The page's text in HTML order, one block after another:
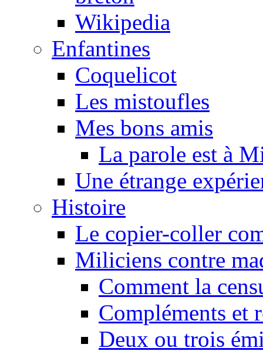
Wikipedia
Enfantines
Coquelicot
Les mistoufles
Mes bons amis
La parole est à
Une étrange
Histoire
Le copier-coller
Miliciens contre
Comment la
Compléments et
Deux ou trois